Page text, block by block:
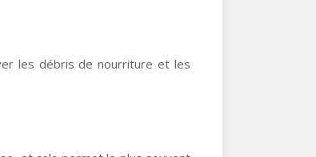
les débris de nourriture et les